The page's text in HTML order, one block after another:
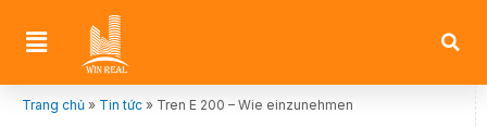
Trang chủ » Tin tức » Tren E 200 – Wie einzunehmen